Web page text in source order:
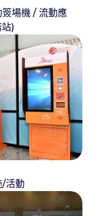
場機 / 流動應
)
/活動